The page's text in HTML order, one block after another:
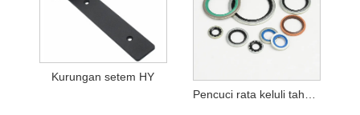
Kurungan setem HY